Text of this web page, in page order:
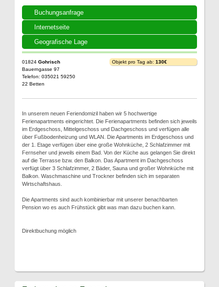
Buchungsanfrage
Internetseite
Geografische Lage
01824 Gohrisch
Bauerngasse 97
Telefon: 035021 59250
22 Betten
Objekt pro Tag ab: 130€
In unserem neuen Feriendomizil haben wir 5 hochwertige
Ferienapartments eingerichtet. Die Ferienapartments befinden sich jeweils
im Erdgeschoss, Mittelgeschoss und Dachgeschoss und verfügen alle
über Fußbodenheizung und WLAN. Die Apartments im Erdgeschoss und
der 1. Etage verfügen über eine große Wohnküche, 2 Schlafzimmer mit
Fernseher und jeweils einem Bad. Von der Küche aus gelangen Sie direkt
auf die Terrasse bzw. den Balkon. Das Apartment im Dachgeschoss
verfügt über 3 Schlafzimmer, 2 Bäder, Sauna und großer Wohnküche mit
Balkon. Waschmaschine und Trockner befinden sich im separaten
Wirtschaftshaus.
Die Apartments sind auch kombinierbar mit unserer benachbarten
Pension wo es auch Frühstück gibt was man dazu buchen kann.
Direktbuchung möglich